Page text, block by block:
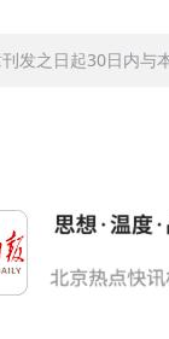
发之日起30日内